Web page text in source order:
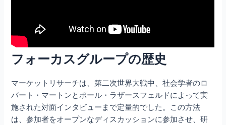
フォーカスグループの歴史
マーケットリサーチは、第二次世界大戦中、社会学者のロ
バート・マートンとポール・ラザースフェルドによって実
施された対面インタビューまで定量的でした。この方法
は、参加者をオープンなディスカッションに参加させ、研